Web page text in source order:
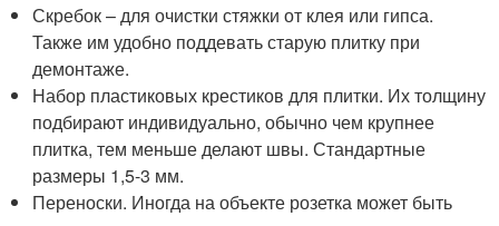
Скребок – для очистки стяжки от клея или гипса.
Также им удобно поддевать старую плитку при
демонтаже.
Набор пластиковых крестиков для плитки. Их толщину
подбирают индивидуально, обычно чем крупнее
плитка, тем меньше делают швы. Стандартные
размеры 1,5-3 мм.
Переноски. Иногда на объекте розетка может быть